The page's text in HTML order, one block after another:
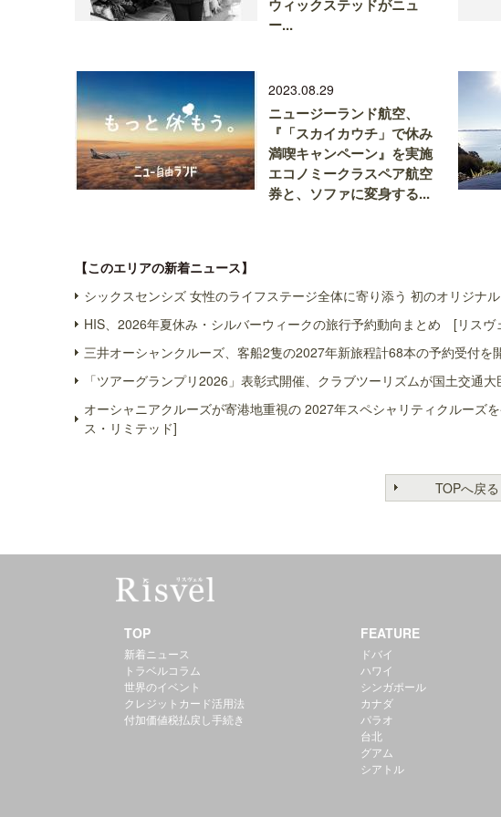
ウィックステッドがニュ
ー...
2023.08.29
ニュージーランド航空、
『「スカイカウチ」で休み
満喫キャンペーン』を実施
エコノミークラスペア航空
券と、ソファに変身する...
【このエリアの新着ニュース】
シックスセンシズ 女性のライフステージ全体に寄り添う 初のオリジ
HIS、2026年夏休み・シルバーウィークの旅行予約動向まとめ [リスヴ
三井オーシャンクルーズ、客船2隻の2027年新旅程計68本の予約受付
「ツアーグランプリ2026」表彰式開催、クラブツーリズムが国土交通
オーシャニアクルーズが寄港地重視の 2027年スペシャリティクルー
ス・リミテッド]
TOPへ戻る
TOP
新着ニュース
トラベルコラム
世界のイベント
クレジットカード活用法
付加価値税払戻し手続き
FEATURE
ドバイ
ハワイ
シンガポール
カナダ
パラオ
台北
グアム
シアトル